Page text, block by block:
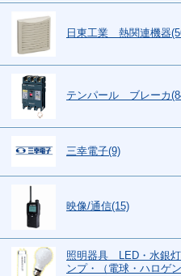
日東工業 熱関連機器
テンパール ブレーカ
三幸電子(9)
映像/通信(15)
照明器具 LED・水銀
ンプ・（電球・ハロゲ